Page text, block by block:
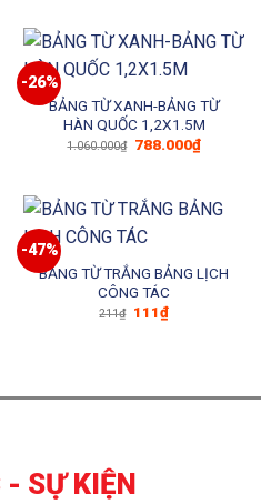
-26%
BẢNG TỪ XANH-BẢNG TỪ
HÀN QUỐC 1,2X1.5M
1.060.000₫ Giá
788.000₫Giá
hiện
-47%
BẢNG TỪ TRẮNG BẢNG LỊCH
CÔNG TÁC
211₫ Giá
111₫Giá
hiện
SỰ KIỆN